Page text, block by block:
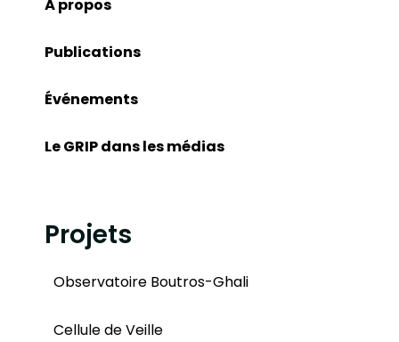
À propos
Publications
Événements
Le GRIP dans les médias
Projets
Observatoire Boutros-Ghali
Cellule de Veille